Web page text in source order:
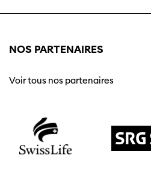
NOS PARTENAIRES
Voir tous nos partenaires